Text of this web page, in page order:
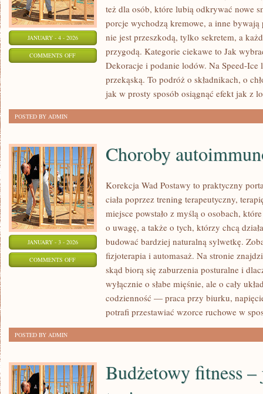
JANUARY - 4 - 2026
COMMENTS OFFON
też dla osób, które lubią odkrywać nowe
porcje wychodzą kremowe, a inne
nie jest przeszkodą, tylko sekretem, a
przygodą. Kategorie ciekawe to Jak
Dekoracje i podanie lodów. Na Speed-
przekąską. To podróż o składnikach, o
jak w prosty sposób osiągnąć efekt jak z
POSTED BY ADMIN
JANUARY - 3 - 2026
COMMENTS OFFON
AUTOIMMUNOLOGICZNE
Choroby
Korekcja Wad Postawy to praktyczny
ciała poprzez trening terapeutyczny,
miejsce powstało z myślą o osobach,
o uwagę, a także o tych, którzy chcą
budować bardziej naturalną sylwetkę.
fizjoterapia i automasaż. Na stronie
skąd biorą się zaburzenia posturalne i
wyłącznie o słabe mięśnie, ale o cały
codzienność — praca przy biurku,
potrafi przestawiać wzorce ruchowe w
POSTED BY ADMIN
Budżetowy fitness